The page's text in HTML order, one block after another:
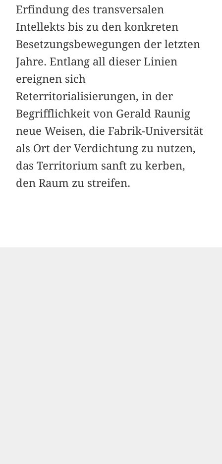
Erfindung des transversalen
Intellekts bis zu den konkreten
Besetzungsbewegungen der letzten
Jahre. Entlang all dieser Linien
ereignen sich
Reterritorialisierungen, in der
Begrifflichkeit von Gerald Raunig
neue Weisen, die Fabrik-Universität
als Ort der Verdichtung zu nutzen,
das Territorium sanft zu kerben,
den Raum zu streifen.